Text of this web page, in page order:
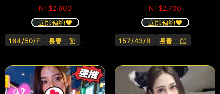
NT$2,600
立即預約❤️
164/50/F 長春二館 .
NT$2,700
立即預約❤️
157/43/B 長春二館 .